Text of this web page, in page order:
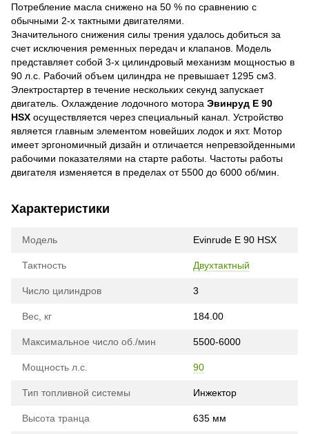
Потребление масла снижено на 50 % по сравнению с
обычными 2-х тактными двигателями.
Значительного снижения силы трения удалось добиться за
счет исключения ременных передач и клапанов. Модель
представляет собой 3-х цилиндровый механизм мощностью в
90 л.с. Рабочий объем цилиндра не превышает 1295 см3.
Электростартер в течение нескольких секунд запускает
двигатель. Охлаждение лодочного мотора Эвинруд E 90
HSX осуществляется через специальный канал. Устройство
является главным элементом новейших лодок и яхт. Мотор
имеет эргономичный дизайн и отличается непревзойденными
рабочими показателями на старте работы. Частоты работы
двигателя изменяется в пределах от 5500 до 6000 об/мин.
Характеристики
Модель Evinrude E 90 HSX
Тактность Двухтактный
Число цилиндров 3
Вес, кг 184.00
Максимальное число об./мин 5500-6000
Мощность л.с. 90
Тип топливной системы Инжектор
Высота транца 635 мм